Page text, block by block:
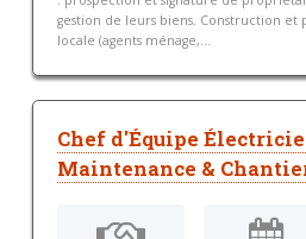
gestion de leurs biens. Construction et
locale (agents ménage,...
Chef d'Équipe
Maintenance &